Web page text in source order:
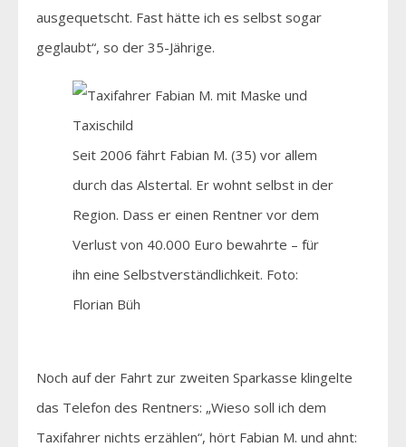
ausgequetscht. Fast hätte ich es selbst sogar
geglaubt“, so der 35-Jährige.
Seit 2006 fährt Fabian M. (35) vor allem
durch das Alstertal. Er wohnt selbst in der
Region. Dass er einen Rentner vor dem
Verlust von 40.000 Euro bewahrte – für
ihn eine Selbstverständlichkeit. Foto:
Florian Büh
Noch auf der Fahrt zur zweiten Sparkasse klingelte
das Telefon des Rentners: „Wieso soll ich dem
Taxifahrer nichts erzählen“, hört Fabian M. und ahnt: